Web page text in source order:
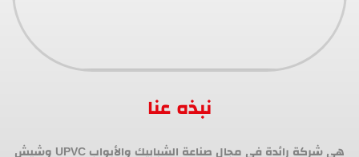
نبذه عنا
هي شركة رائدة في مجال صناعة الشبابيك والأبواب UPVC وشيش